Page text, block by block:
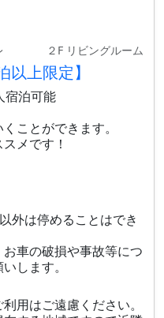
２F リビングルーム
以上限定】
宿泊可能
ことができます。
メです！
外は停めることはでき
車の破損や事故等につ
します。
用はご遠慮ください。